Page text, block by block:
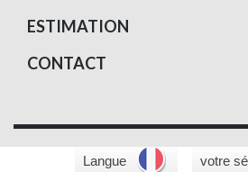
Langue votre
ESTIMATION
CONTACT